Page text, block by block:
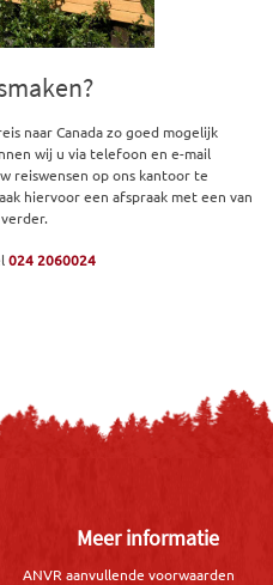
naar Canada zo goed mogelijk
wij u via telefoon en e-mail
reiswensen op ons kantoor te
hiervoor een afspraak met een van
024 2060024
Meer informatie
ANVR aanvullende voorwaarden